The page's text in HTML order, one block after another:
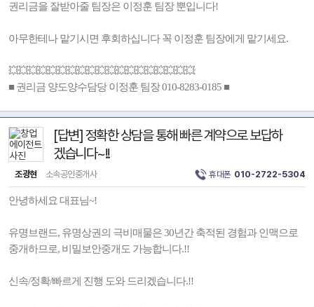
권리금을 잘받아줄 팀장은 이정훈 팀장 뿐입니다!
아무한테나 맡기시면 후회하십니다 꼭 이정훈 팀장에게 맡기세요.
💥💥💥💥💥💥💥💥💥💥💥💥💥💥💥💥💥💥💥
■ 권리금 양도양수담당 이정훈 팀장 010-8283-0185 ■
[답변] 정확한 상담을 통해 빠른 계약으로 보답하
겠습니다~!!
조광현 소속공인중개사 휴대폰 010-2722-5304
안녕하세요 대표님~!
유명브랜드, 유명상권의 극비매물은 30년간 축적된 경험과 인맥으로
중개하므로, 비밀보안중개도 가능합니다.!!
신속/정확/빠르게 진행 도와 드리겠습니다.!!